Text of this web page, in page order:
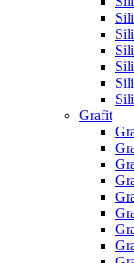
Grafit